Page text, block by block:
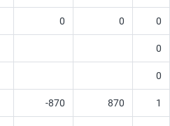
0 0 0
0
0
-870 870 1